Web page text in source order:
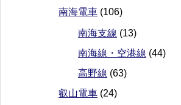
南海電車 (106)
南海支線 (13)
南海線・空港線 (44)
高野線 (63)
叡山電車 (24)